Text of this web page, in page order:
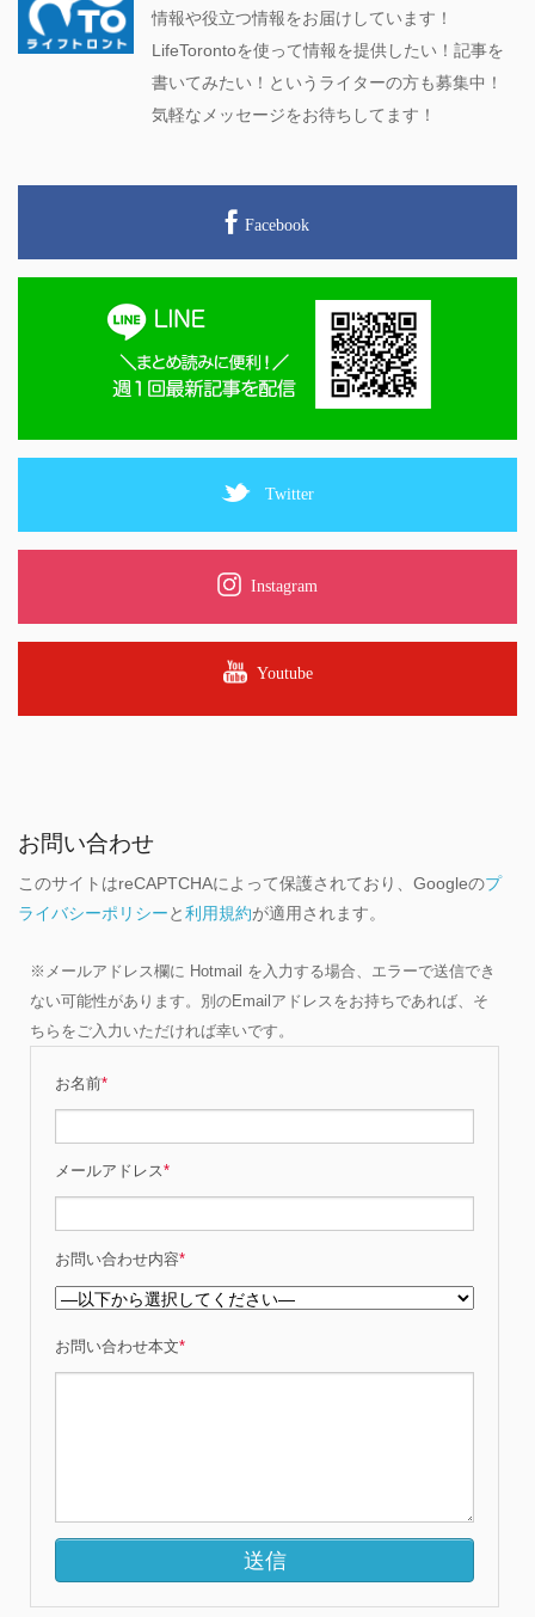
情報や役立つ情報をお届けしています！
LifeTorontoを使って情報を提供したい！記事を
書いてみたい！というライターの方も募集中！
気軽なメッセージをお待ちしてます！
Facebook
Twitter
Instagram
Youtube
お問い合わせ
このサイトはreCAPTCHAによって保護されており、Googleのプ
ライバシーポリシーと利用規約が適用されます。
※メールアドレス欄に Hotmail を入力する場合、エラーで送信でき
ない可能性があります。別のEmailアドレスをお持ちであれば、そ
ちらをご入力いただければ幸いです。
お名前*
メールアドレス*
お問い合わせ内容*
お問い合わせ本文*